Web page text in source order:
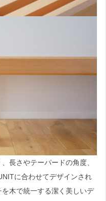
長さやテーパードの角度、
に合わせてデザインされ
木で統一する潔く美しいデ